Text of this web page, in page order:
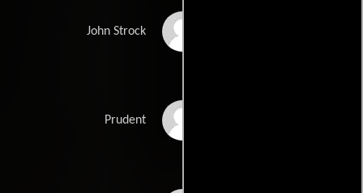
John Strock
Prudent